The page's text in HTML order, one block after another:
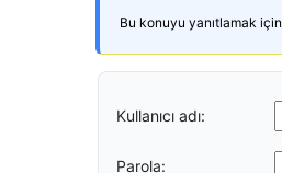
Bu konuyu yanıtlamak için
Kullanıcı adı:
Parola: